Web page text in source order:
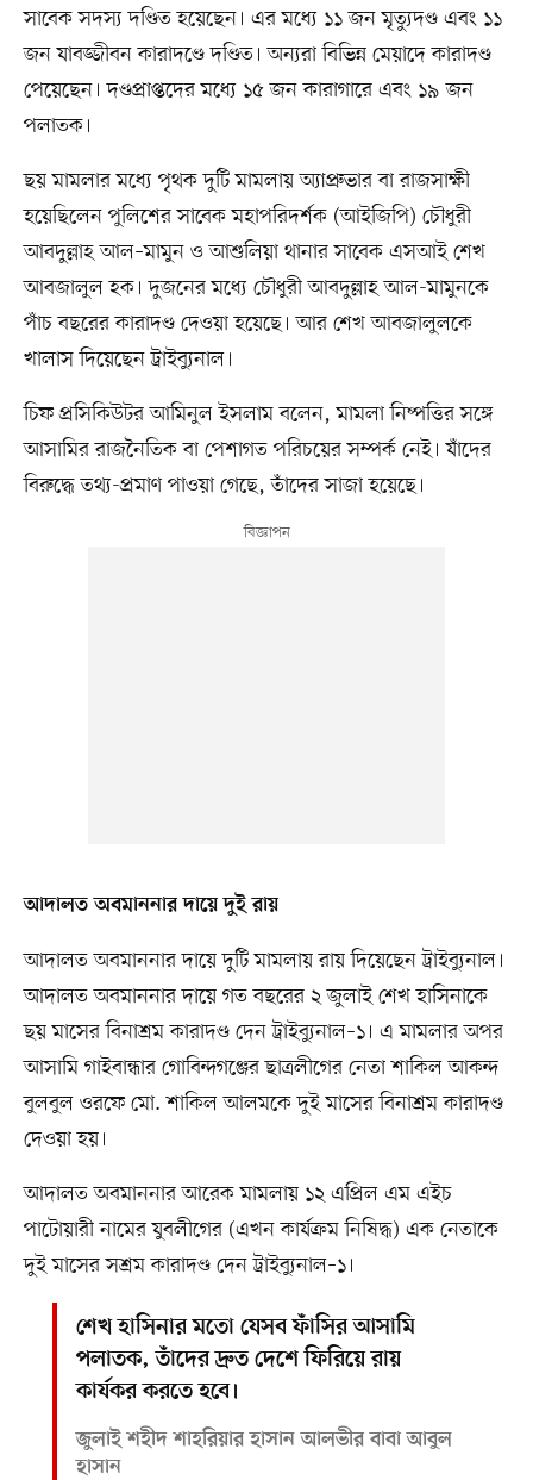
সাবেক সদস্য দণ্ডিত হয়েছেন। এর মধ্যে ১১ জন মৃত্যুদণ্ড এবং ১১
জন যাবজ্জীবন কারাদণ্ডে দণ্ডিত। অন্যরা বিভিন্ন মেয়াদে কারাদণ্ড
পেয়েছেন। দণ্ডপ্রাপ্তদের মধ্যে ১৫ জন কারাগারে এবং ১৯ জন
পলাতক।
ছয় মামলার মধ্যে পৃথক দুটি মামলায় অ্যাপ্রুভার বা রাজসাক্ষী
হয়েছিলেন পুলিশের সাবেক মহাপরিদর্শক (আইজিপি) চৌধুরী
আবদুল্লাহ আল–মামুন ও আশুলিয়া থানার সাবেক এসআই শেখ
আবজালুল হক। দুজনের মধ্যে চৌধুরী আবদুল্লাহ আল-মামুনকে
পাঁচ বছরের কারাদণ্ড দেওয়া হয়েছে। আর শেখ আবজালুলকে
খালাস দিয়েছেন ট্রাইব্যুনাল।
চিফ প্রসিকিউটর আমিনুল ইসলাম বলেন, মামলা নিষ্পত্তির সঙ্গে
আসামির রাজনৈতিক বা পেশাগত পরিচয়ের সম্পর্ক নেই। যাঁদের
বিরুদ্ধে তথ্য-প্রমাণ পাওয়া গেছে, তাঁদের সাজা হয়েছে।
আদালত অবমাননার দায়ে দুই রায়
আদালত অবমাননার দায়ে দুটি মামলায় রায় দিয়েছেন ট্রাইব্যুনাল।
আদালত অবমাননার দায়ে গত বছরের ২ জুলাই শেখ হাসিনাকে
ছয় মাসের বিনাশ্রম কারাদণ্ড দেন ট্রাইব্যুনাল–১। এ মামলার অপর
আসামি গাইবান্ধার গোবিন্দগঞ্জের ছাত্রলীগের নেতা শাকিল আকন্দ
বুলবুল ওরফে মো. শাকিল আলমকে দুই মাসের বিনাশ্রম কারাদণ্ড
দেওয়া হয়।
আদালত অবমাননার আরেক মামলায় ১২ এপ্রিল এম এইচ
পাটোয়ারী নামের যুবলীগের (এখন কার্যক্রম নিষিদ্ধ) এক নেতাকে
দুই মাসের সশ্রম কারাদণ্ড দেন ট্রাইব্যুনাল–১।
শেখ হাসিনার মতো যেসব ফাঁসির আসামি
পলাতক, তাঁদের দ্রুত দেশে ফিরিয়ে রায়
কার্যকর করতে হবে।
জুলাই শহীদ শাহরিয়ার হাসান আলভীর বাবা আবুল
হাসান